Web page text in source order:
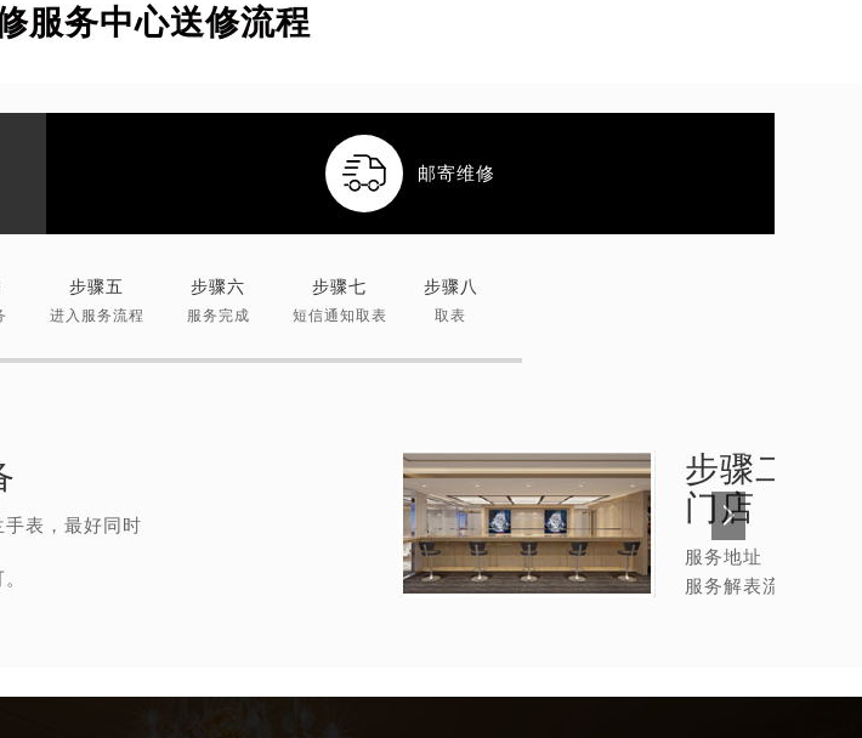
服务中心送修流程
 邮寄维修
步骤五
进入服务流程
步骤六
服务完成
步骤七
短信通知取表
步骤八
取表
表，最好同时
步骤二：
门店
服务地址
服务解表流程